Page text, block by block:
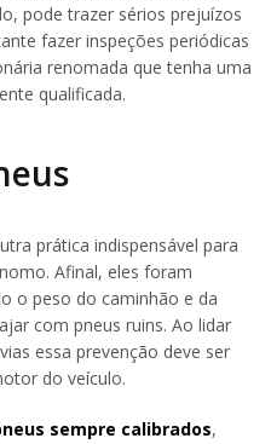
pode trazer sérios prejuízos
fazer inspeções periódicas
renomada que tenha uma
qualificada.
prática indispensável para
Afinal, eles foram
o peso do caminhão e da
com pneus ruins. Ao lidar
essa prevenção deve ser
do veículo.
sempre calibrados,